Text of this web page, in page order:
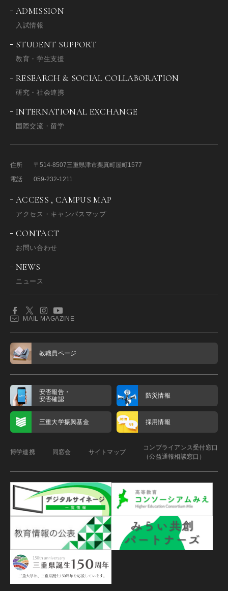
ADMISSION
入試情報
STUDENT SUPPORT
教育・学生支援
RESEARCH & SOCIAL COLLABORATION
研究・社会連携
INTERNATIONAL EXCHANGE
国際交流・留学
住所 〒514-8507三重県津市栗真町屋町1577
電話
059-232-1211
ACCESS , CAMPUS MAP
アクセス・キャンパスマップ
CONTACT
お問い合わせ
NEWS
ニュース
MAIL MAGAZINE
教職員ページ
安否報告・
安否確認
防災情報
三重大学振興基金 採用情報
博学連携 同窓会 サイトマップ
コンプライアンス受付窓口
（公益通報相談窓口）